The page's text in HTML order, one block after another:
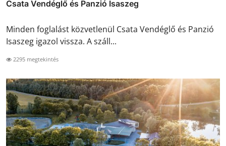
Csata Vendéglő és Panzió Isaszeg
Minden foglalást közvetlenül Csata Vendéglő és Panzió
Isaszeg igazol vissza. A száll...
2295 megtekintés